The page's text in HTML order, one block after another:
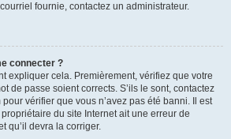
fournie, contactez un administrateur.
connecter ?
expliquer cela. Premièrement, vérifiez que votre
de passe soient corrects. S’ils le sont, contactez
vérifier que vous n’avez pas été banni. Il est
du site Internet ait une erreur de
qu’il devra la corriger.